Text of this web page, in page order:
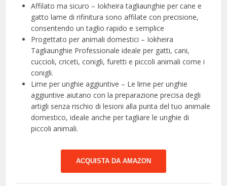
Affilato ma sicuro – Iokheira tagliaunghie per cane e
gatto lame di rifinitura sono affilate con precisione,
consentendo un taglio rapido e semplice
Progettato per animali domestici – Iokheira
Tagliaunghie Professionale ideale per gatti, cani,
cuccioli, criceti, conigli, furetti e piccoli animali come i
conigli.
Lime per unghie aggiuntive – Le lime per unghie
aggiuntive aiutano con la preparazione precisa degli
artigli senza rischio di lesioni alla punta del tuo animale
domestico, ideale anche per tagliare le unghie di
piccoli animali.
ACQUISTA DA AMAZON